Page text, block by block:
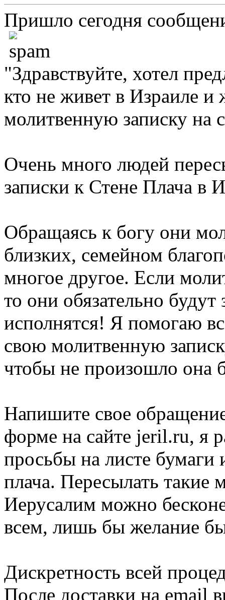
Пришло сегодня
"Здравствуйте, хотел
кто не живет в Израиле и
молитвенную записку на
Очень много людей
записки к Стене Плача в
Обращаясь к богу они
близких, семейном
многое другое. Если
то они обязательно
исполнятся! Я помогаю
свою молитвенную
чтобы не произошло она
Напишите свое
форме на сайте jeril.ru, я
просьбы на листе бумаги
плача. Пересылать такие
Иерусалим можно
всем, лишь бы желание
Дискретность всей
После доставки на email